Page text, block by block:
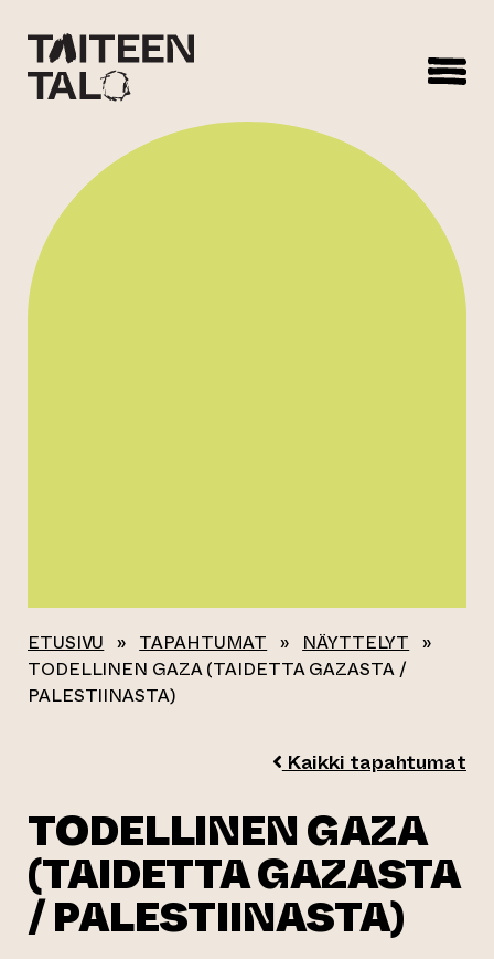
ETUSIVU » TAPAHTUMAT » NÄYTTELYT »
TODELLINEN GAZA (TAIDETTA GAZASTA /
PALESTIINASTA)
Kaikki tapahtumat
TODELLINEN GAZA
(TAIDETTA GAZASTA
/ PALESTIINASTA)